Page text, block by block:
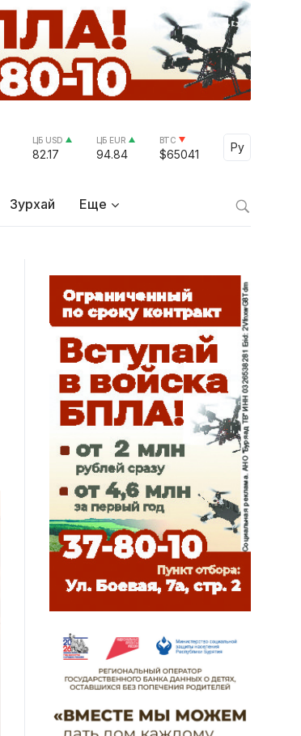
ЦБ USD
82.17
ЦБ EUR
94.84
BTC
$65041
Ру
Select
Зурхай Еще